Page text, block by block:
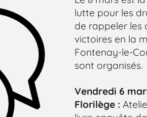
lutte pour les
de rappeler les
victoires en la
Fontenay-le-
sont organisés.
Vendredi 6
Florilège :